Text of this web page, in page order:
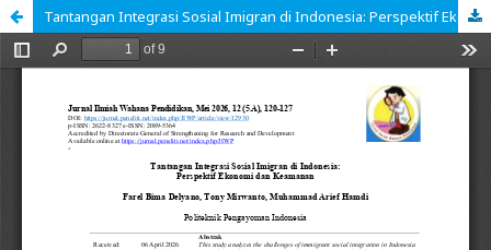
Tantangan Integrasi Sosial Imigran di Indonesia: Perspektif Ekonomi dan Keamanan